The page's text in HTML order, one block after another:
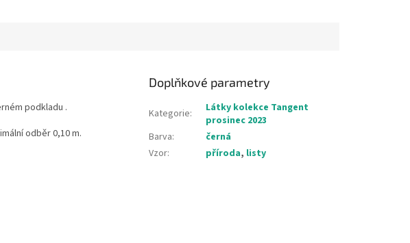
podkladu .
odběr 0,10 m.
Doplňkové parametry
Kategorie:
Látky kolekce Tangent
prosinec 2023
Barva:
černá
Vzor: příroda, listy